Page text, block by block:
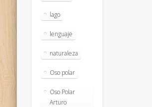
lago
lenguaje
naturaleza
Oso polar
Oso Polar
Arturo